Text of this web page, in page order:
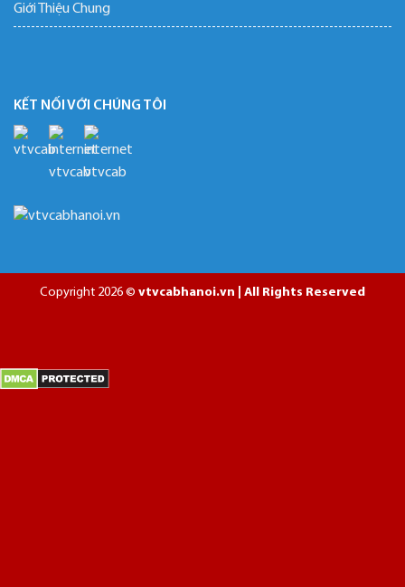
Giới Thiệu Chung
KẾT NỐI VỚI CHÚNG TÔI
Copyright 2026 © vtvcabhanoi.vn | All Rights Reserved